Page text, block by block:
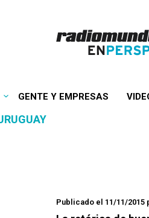
GENTE Y EMPRESAS
Publicado el 11/11/2015